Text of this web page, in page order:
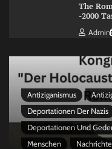
The
-2000
Admin
Antiziganismus
Deportationen Der Nazis
Deportationen Und
Menschen